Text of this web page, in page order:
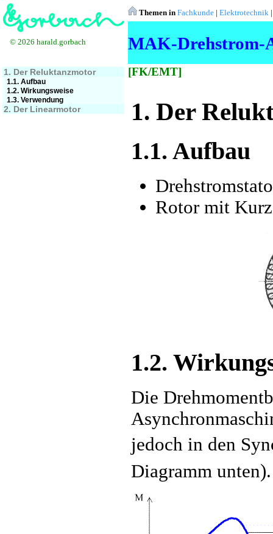
Themen in Fachkunde | Elektrotechnik
MAK-Drehstrom-
[FK/EMT]
© 2026 harald.gorbach
1. Der Reluktanzmotor
1.1. Aufbau
1.2. Wirkungsweise
1.3. Verwendung
2. Der Linearmotor 1. Der
1.1. Aufbau
Rotor mit
1.2.
Die
jedoch in den
Diagramm unten).